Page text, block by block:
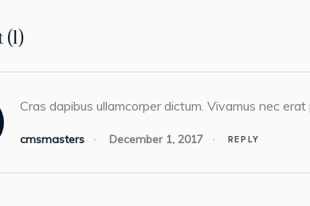
Cras dapibus ullamcorper dictum. Vivamus nec
cmsmasters December 1, 2017 REPLY